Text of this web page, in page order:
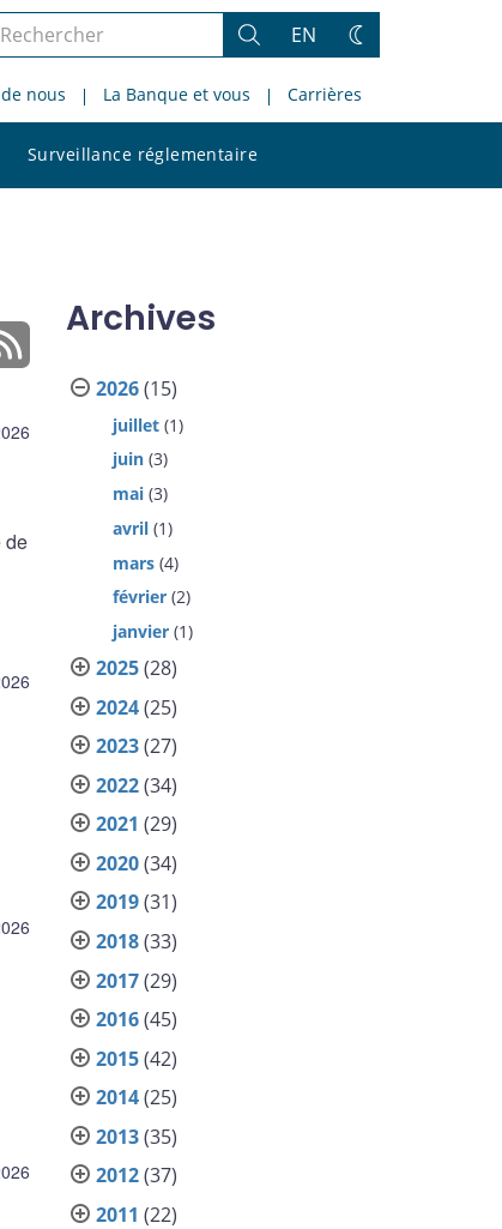
Rechercher
EN
Changez
thème
nous La Banque et vous Carrières
Surveillance réglementaire
le
de
Archives
2026(15)
juillet (1)
juin (3)
mai (3)
avril (1)
mars (4)
février (2)
janvier (1)
2025(28)
2024(25)
2023(27)
2022(34)
2021 (29)
2020(34)
2019(31)
2018(33)
2017(29)
2016(45)
2015(42)
2014(25)
2013(35)
2012(37)
2011 (22)